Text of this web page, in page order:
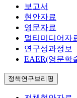
보고서
현안자료
영문자료
멀티미디어자
연구성과정보
EAER(영문학
정책연구브리핑